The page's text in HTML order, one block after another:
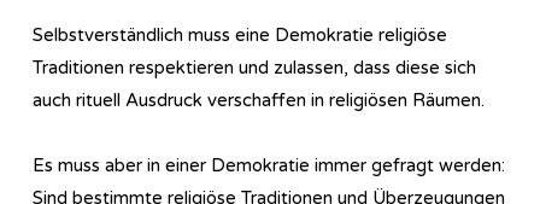
Selbstverständlich muss eine Demokratie religiöse
Traditionen respektieren und zulassen, dass diese sich
auch rituell Ausdruck verschaffen in religiösen Räumen.
Es muss aber in einer Demokratie immer gefragt werden:
Sind bestimmte religiöse Traditionen und Überzeugungen